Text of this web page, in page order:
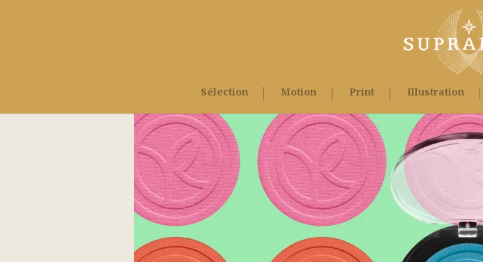
Sélection Motion Print Illustration